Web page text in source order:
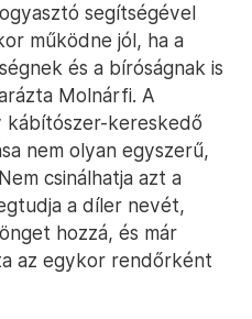
segítségével
működne jól, ha a
és a bíróságnak is
Molnárfi. A
kábítószer-kereskedő
nem olyan egyszerű,
csinálhatja azt a
a díler nevét,
hozzá, és már
az egykor rendőrként